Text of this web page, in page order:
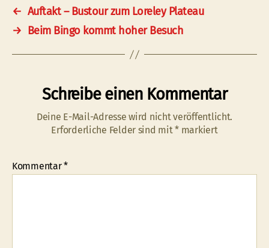
← Auftakt – Bustour zum Loreley Plateau
→ Beim Bingo kommt hoher Besuch
Schreibe einen Kommentar
Deine E-Mail-Adresse wird nicht veröffentlicht.
Erforderliche Felder sind mit* markiert
Kommentar*